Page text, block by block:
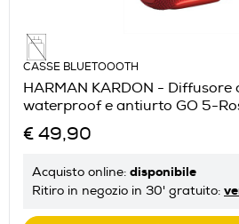
CASSE BLUETOOOTH
HARMAN KARDON - Diffusore
waterproof e antiurto GO 5-
€ 49,90
Acquisto online: disponibile
Ritiro in negozio in 30' gratuito: